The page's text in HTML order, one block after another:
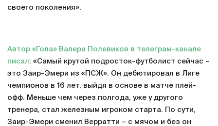
своего поколения».
Автор «Гола» Валера Полевиков в телеграм-канале
писал: «Самый крутой подросток-футболист сейчас –
это Заир-Эмери из «ПСЖ». Он дебютировал в Лиге
чемпионов в 16 лет, выйдя в основе в матче плей-
офф. Меньше чем через полгода, уже у другого
тренера, стал железным игроком старта. По сути,
Заир-Эмери сменил Верратти – с мячом и без он